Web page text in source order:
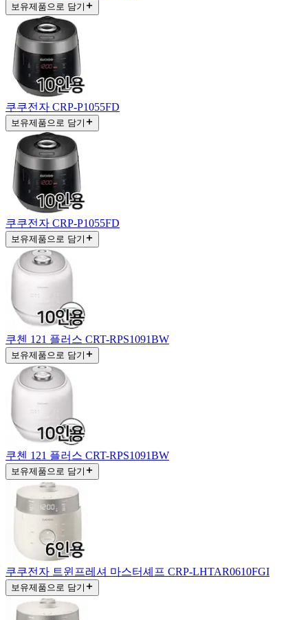
보유제품으로 담기
쿠쿠전자 CRP-P1055FD
보유제품으로 담기
쿠쿠전자 CRP-P1055FD
보유제품으로 담기
쿠첸 121 플러스 CRT-RPS1091BW
보유제품으로 담기
쿠첸 121 플러스 CRT-RPS1091BW
보유제품으로 담기
쿠쿠전자 트윈프레셔 마스터셰프 CRP-LHTAR0610FGI
보유제품으로 담기